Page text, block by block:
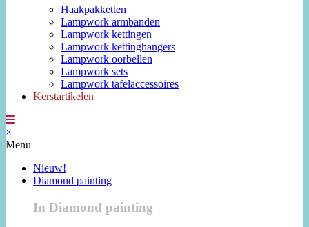
Haakpakketten
Lampwork armbanden
Lampwork kettingen
Lampwork kettinghangers
Lampwork oorbellen
Lampwork sets
Lampwork tafelaccessoires
Kerstartikelen
×
Menu
Nieuw!
Diamond painting
In Diamond painting